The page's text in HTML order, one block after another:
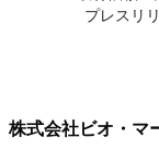
プレスリ
株式会社ビオ・マ